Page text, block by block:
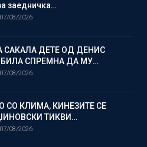
заедничка…
07/08/2026
САКАЛА ДЕТЕ ОД ДЕНИС
СПРЕМНА ДА МУ…
07/08/2026
СО КЛИМА, КИНЕЗИТЕ СЕ
ТИКВИ…
07/08/2026